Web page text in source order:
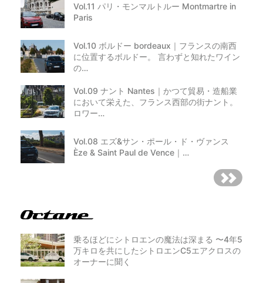
Vol.11 パリ・モンマルトルー Montmartre in
Paris
Vol.10 ボルドー bordeaux｜フランスの南西
に位置するボルドー。 言わずと知れたワイン
の…
Vol.09 ナント Nantes｜かつて貿易・造船業
において栄えた、フランス西部の街ナント。
ロワー…
Vol.08 エズ&サン・ポール・ド・ヴァンス
Èze & Saint Paul de Vence｜…
乗るほどにシトロエンの魔法は深まる 〜4年5
万キロを共にしたシトロエンC5エアクロスの
オーナーに聞く